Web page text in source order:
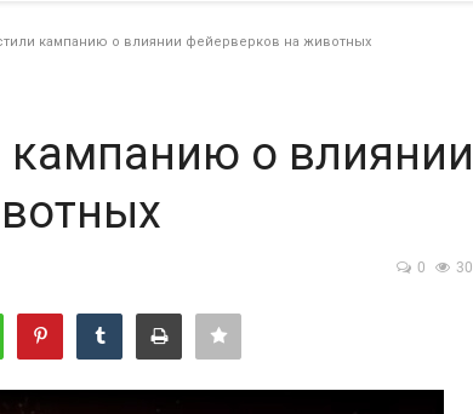
кампанию о влиянии фейерверков на животных
кампанию о влиянии
0 30